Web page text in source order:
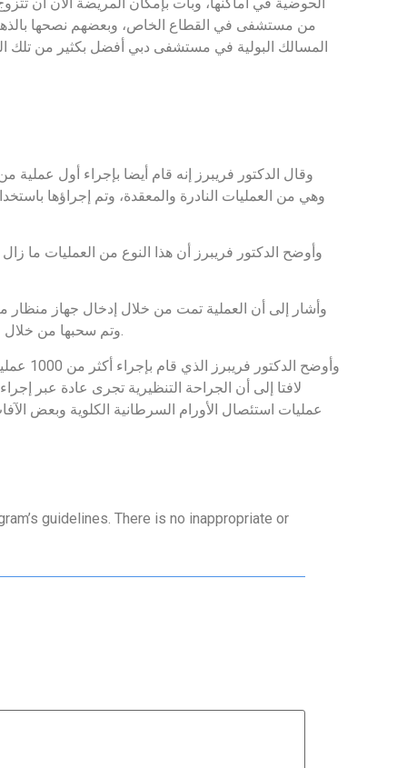
الحوضية في أماكنها، وبات بإمكان المريضة الآن أن
من مستشفى في القطاع الخاص، وبعضهم نصحها بالذهاب
المسالك البولية في مستشفى دبي أفضل بكثير من تلك
وهي من العمليات النادرة والمعقدة، وتم إجراؤها
وأوضح الدكتور فريبرز أن هذا النوع من العمليات ما
وأشار إلى أن العملية تمت من خلال إدخال جهاز
وتم سحبها من خلال فتحة السرة دون الحاجة لشق البطن، كما كان يحدث في العمليات التقليدية، أو حتى لإجراء فتحة صغيرة في البطن لإدخال المنظار.
عمليات استئصال الأورام السرطانية الكلوية وبعض
guidelines. There is no inappropriate or